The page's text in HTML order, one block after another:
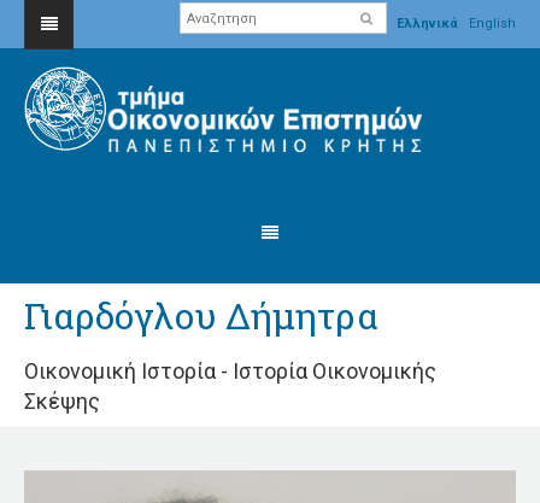
Ελληνικά English
Γιαρδόγλου Δήμητρα
Οικονομική Ιστορία - Ιστορία Οικονομικής
Σκέψης